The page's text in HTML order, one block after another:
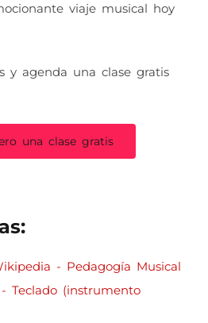
viaje musical hoy
y agenda una clase gratis
una clase gratis
- Pedagogía Musical
Teclado (instrumento